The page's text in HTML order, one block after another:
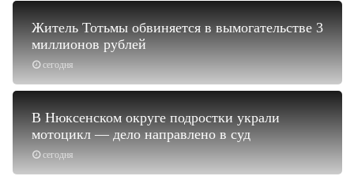
сегодня
Житель Тотьмы обвиняется в вымогательстве 3
миллионов рублей
сегодня
В Нюксенском округе подростки украли
мотоцикл — дело направлено в суд